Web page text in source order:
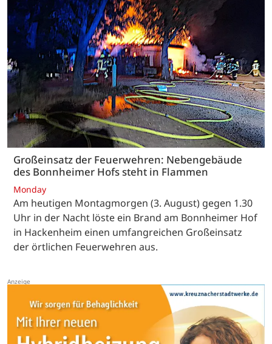
Großeinsatz der Feuerwehren: Nebengebäude
des Bonnheimer Hofs steht in Flammen
Monday
Am heutigen Montagmorgen (3. August) gegen 1.30
Uhr in der Nacht löste ein Brand am Bonnheimer Hof
in Hackenheim einen umfangreichen Großeinsatz
der örtlichen Feuerwehren aus.